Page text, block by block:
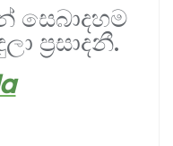
සෙබාදහම
ප්‍රසාදනී.